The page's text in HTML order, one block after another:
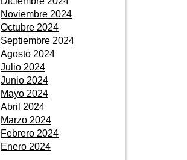
Noviembre 2024
Octubre 2024
Septiembre 2024
Agosto 2024
Julio 2024
Junio 2024
Mayo 2024
Abril 2024
Marzo 2024
Febrero 2024
Enero 2024